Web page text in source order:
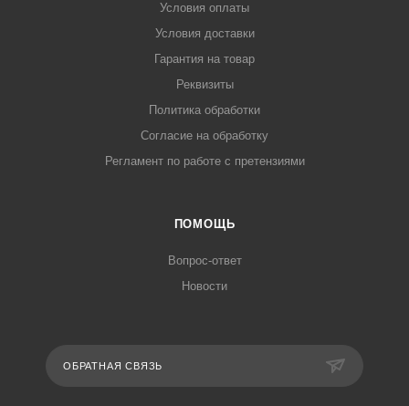
Условия оплаты
Условия доставки
Гарантия на товар
Реквизиты
Политика обработки
Согласие на обработку
Регламент по работе с претензиями
ПОМОЩЬ
Вопрос-ответ
Новости
ОБРАТНАЯ СВЯЗЬ